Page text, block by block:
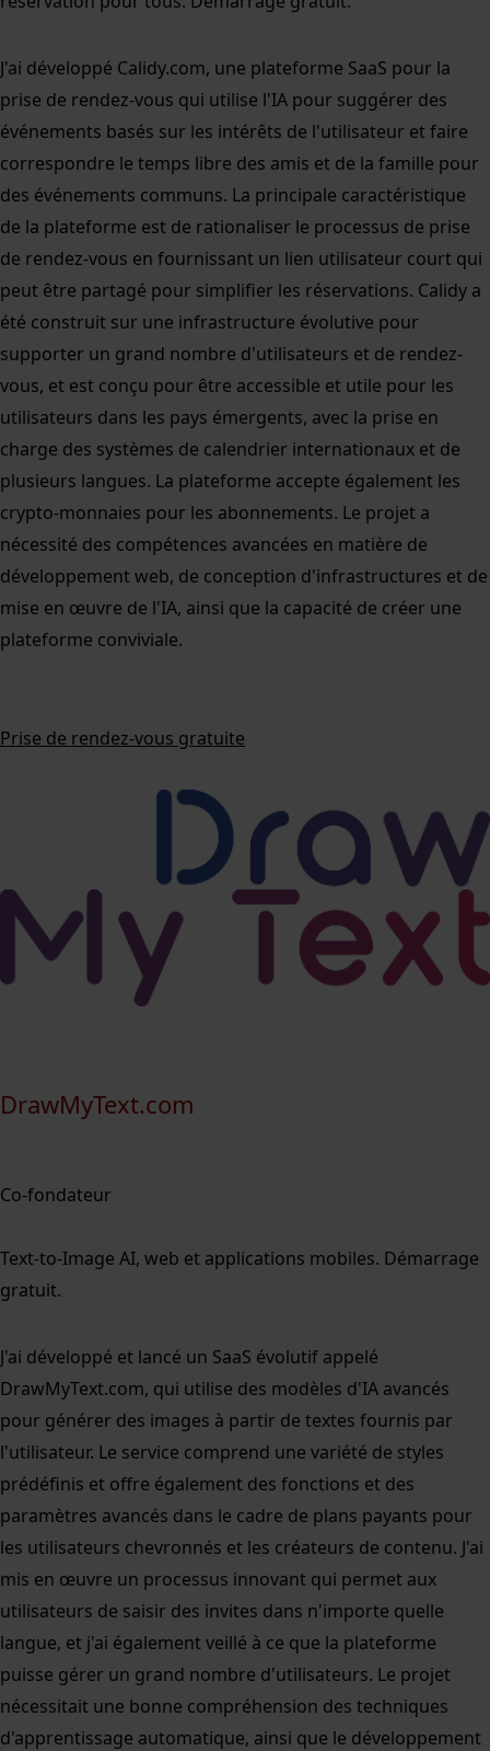
J'ai développé Calidy.com, une plateforme SaaS pour la
prise de rendez-vous qui utilise l'IA pour suggérer des
événements basés sur les intérêts de l'utilisateur et faire
correspondre le temps libre des amis et de la famille pour
des événements communs. La principale caractéristique
de la plateforme est de rationaliser le processus de prise
de rendez-vous en fournissant un lien utilisateur court qui
peut être partagé pour simplifier les réservations. Calidy a
été construit sur une infrastructure évolutive pour
supporter un grand nombre d'utilisateurs et de rendez-
vous, et est conçu pour être accessible et utile pour les
utilisateurs dans les pays émergents, avec la prise en
charge des systèmes de calendrier internationaux et de
plusieurs langues. La plateforme accepte également les
crypto-monnaies pour les abonnements. Le projet a
nécessité des compétences avancées en matière de
développement web, de conception d'infrastructures et de
mise en œuvre de l'IA, ainsi que la capacité de créer une
plateforme conviviale.
Prise de rendez-vous gratuite
DrawMyText.com
Co-fondateur
Text-to-Image AI, web et applications mobiles. Démarrage
gratuit.
J'ai développé et lancé un SaaS évolutif appelé
DrawMyText.com, qui utilise des modèles d'IA avancés
pour générer des images à partir de textes fournis par
l'utilisateur. Le service comprend une variété de styles
prédéfinis et offre également des fonctions et des
paramètres avancés dans le cadre de plans payants pour
les utilisateurs chevronnés et les créateurs de contenu. J'ai
mis en œuvre un processus innovant qui permet aux
utilisateurs de saisir des invites dans n'importe quelle
langue, et j'ai également veillé à ce que la plateforme
puisse gérer un grand nombre d'utilisateurs. Le projet
nécessitait une bonne compréhension des techniques
d'apprentissage automatique, ainsi que le développement